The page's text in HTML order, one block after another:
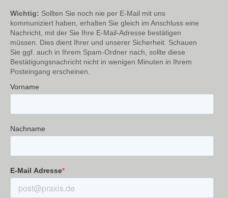
Wichtig: Sollten Sie noch nie per E-Mail mit uns
kommuniziert haben, erhalten Sie gleich im Anschluss eine
Nachricht, mit der Sie Ihre E-Mail-Adresse bestätigen
müssen. Dies dient Ihrer und unserer Sicherheit. Schauen
Sie ggf. auch in Ihrem Spam-Ordner nach, sollte diese
Bestätigungsnachricht nicht in wenigen Minuten in Ihrem
Posteingang erscheinen.